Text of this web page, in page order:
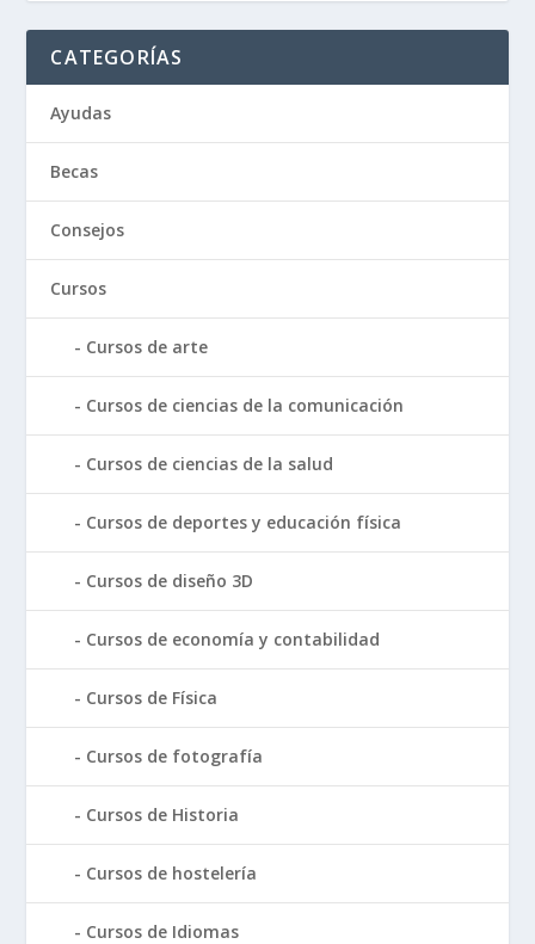
CATEGORÍAS
Ayudas
Becas
Consejos
Cursos
Cursos de arte
Cursos de ciencias de la comunicación
Cursos de ciencias de la salud
Cursos de deportes y educación física
Cursos de diseño 3D
Cursos de economía y contabilidad
Cursos de Física
Cursos de fotografía
Cursos de Historia
Cursos de hostelería
Cursos de Idiomas